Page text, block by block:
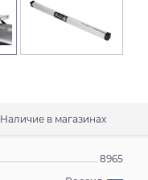
Наличие в магазинах
8965